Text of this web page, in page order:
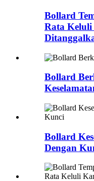
Bollard
Rata Keluli
Bollard
Bollard
Dengan